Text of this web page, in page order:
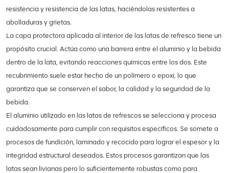
resistencia y resistencia de las latas, haciéndolas resistentes a
abolladuras y grietas.
La capa protectora aplicada al interior de las latas de refresco tiene un
propósito crucial. Actúa como una barrera entre el aluminio y la bebida
dentro de la lata, evitando reacciones químicas entre los dos. Este
recubrimiento suele estar hecho de un polímero o epoxi, lo que
garantiza que se conserven el sabor, la calidad y la seguridad de la
bebida.
El aluminio utilizado en las latas de refrescos se selecciona y procesa
cuidadosamente para cumplir con requisitos específicos. Se somete a
procesos de fundición, laminado y recocido para lograr el espesor y la
integridad estructural deseados. Estos procesos garantizan que las
latas sean livianas pero lo suficientemente robustas como para